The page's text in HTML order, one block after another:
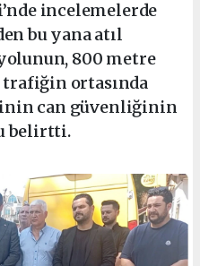
incelemelerde
bu yana atıl
800 metre
ortasında
can güvenliğinin
belirtti.